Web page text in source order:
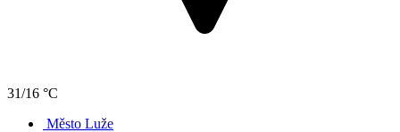
31/16 °C
Město Luže